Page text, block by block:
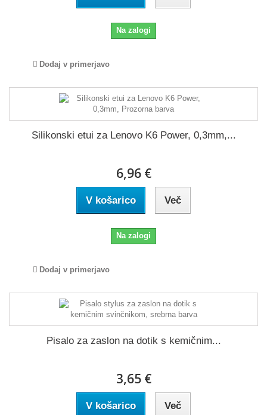
Na zalogi
Dodaj v primerjavo
Silikonski etui za Lenovo K6 Power, 0,3mm,...
6,96 €
V košarico Več
Na zalogi
Dodaj v primerjavo
Pisalo za zaslon na dotik s kemičnim...
3,65 €
V košarico Več